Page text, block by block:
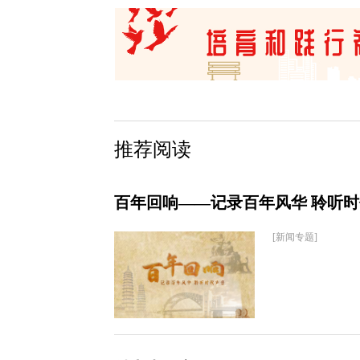
推荐阅读
百年回响——记录百年风华 聆听
[新闻专题]